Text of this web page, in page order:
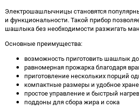
Электрошашлычницы становятся
и функциональности. Такой прибор
шашлыка без необходимости разжигать
Основные преимущества:
возможность приготовить шашлык
равномерная прожарка благодаря
приготовление нескольких порций
компактные размеры и удобное
простое управление и быстрый нагрев
поддоны для сбора жира и сока